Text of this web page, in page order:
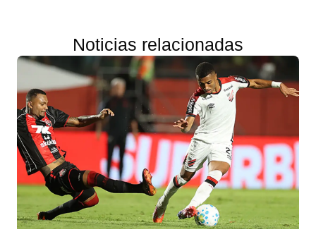
Noticias relacionadas